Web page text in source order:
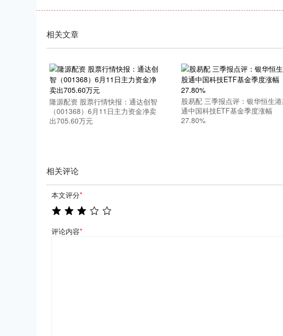
相关文章
隆源配资 股票行情快报：通达创智
（001368）6月11日主力资金净卖
出705.60万元
股易配 三季报点评：银华恒生
通中国科技ETF基金季度涨幅
27.80%
相关评论
本文评分*
评论内容*